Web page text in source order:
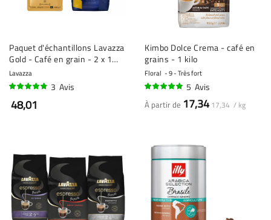
Paquet d'échantillons Lavazza
Gold - Café en grain - 2 x 1
kilo
Lavazza
3 Avis
48,01
Kimbo Dolce Crema - café en
grains - 1 kilo
Floral 9 - Très fort
5 Avis
À partir de 17,34 17,34 / kg